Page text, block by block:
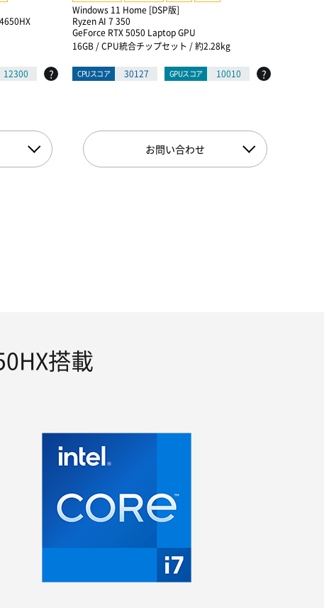
12300 ?
Windows 11 Home [DSP版]
Ryzen AI 7 350
GeForce RTX 5050 Laptop GPU
16GB / CPU統合チップセット / 約2.28kg
CPUスコア 30127 GPUスコア 10010 ?
お問い合わせ
搭載